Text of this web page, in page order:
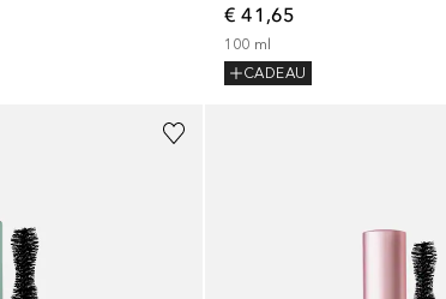
€ 41,65
100 ml
CADEAU